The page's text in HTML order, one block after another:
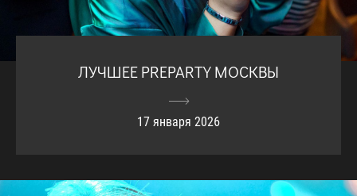
ЛУЧШЕЕ PREPARTY МОСКВЫ
17 января 2026